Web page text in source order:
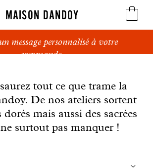
MAISON DANDOY
Speculoos
Pains sucrés
Gâteaux
message personnalisé à votre
commande.
tout ce que trame la
De nos ateliers sortent
mais aussi des sacrées
surtout pas manquer !